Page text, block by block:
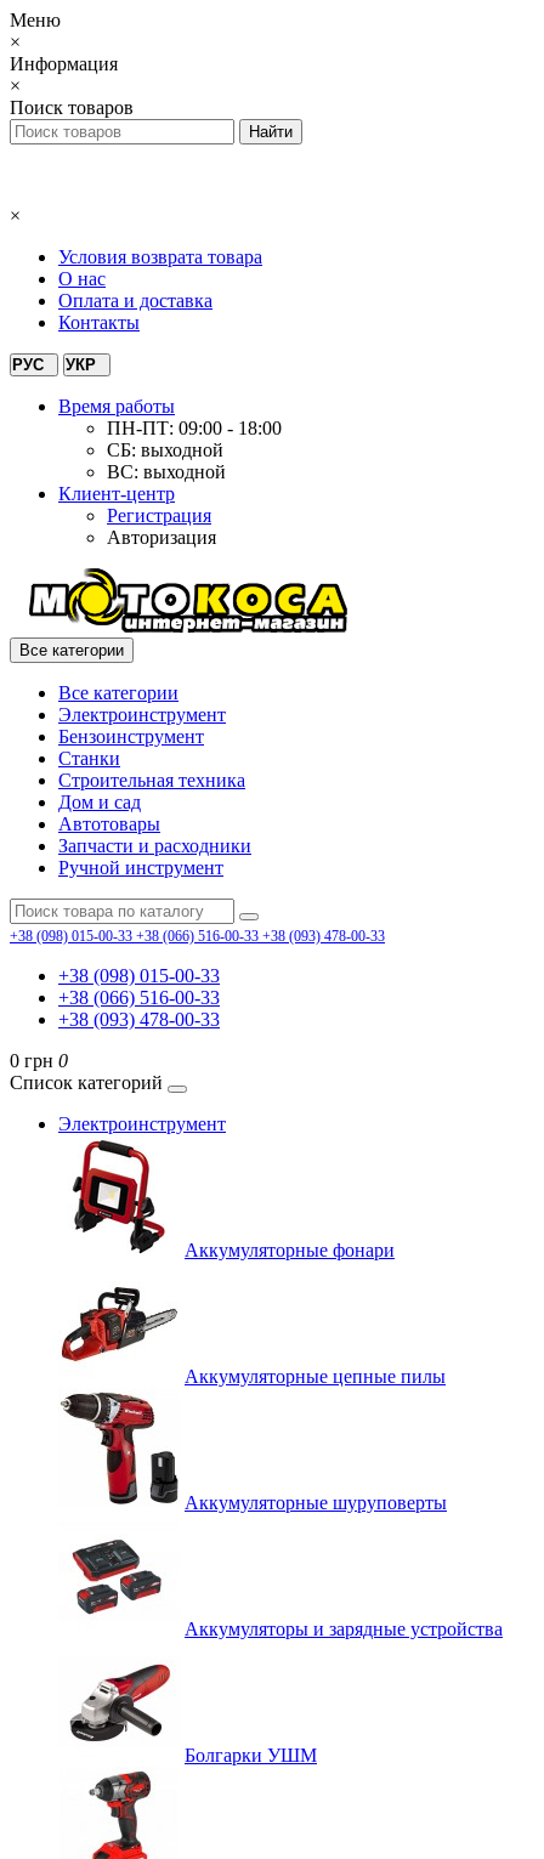
Меню
×
Информация
×
Поиск товаров
×
Условия возврата товара
О нас
Оплата и доставка
Контакты
РУС УКР
Время работы
ПН-ПТ: 09:00 - 18:00
СБ: выходной
ВС: выходной
Клиент-центр
Регистрация
Авторизация
Все категории
Все категории
Электроинструмент
Бензоинструмент
Станки
Строительная техника
Дом и сад
Автотовары
Запчасти и расходники
Ручной инструмент
+38 (098) 015-00-33 +38 (066) 516-00-33 +38 (093) 478-00-33
+38 (098) 015-00-33
+38 (066) 516-00-33
+38 (093) 478-00-33
0 грн 0
Список категорий
Электроинструмент
Аккумуляторные фонари
Аккумуляторные цепные пилы
Аккумуляторные шуруповерты
Аккумуляторы и зарядные устройства
Болгарки УШМ